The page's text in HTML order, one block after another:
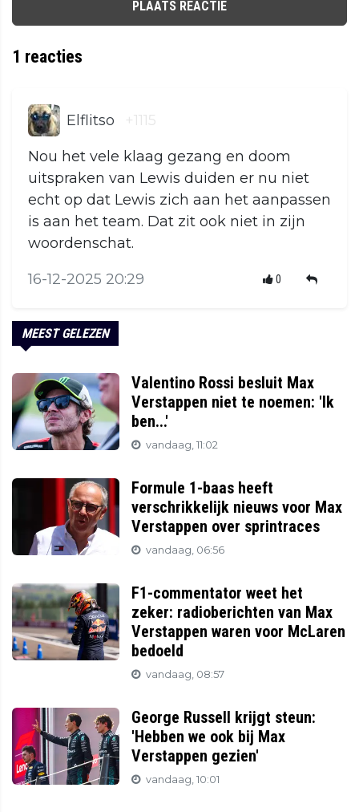
PLAATS REACTIE
1 reacties
Elflitso +1115
Nou het vele klaag gezang en doom
uitspraken van Lewis duiden er nu niet
echt op dat Lewis zich aan het aanpassen
is aan het team. Dat zit ook niet in zijn
woordenschat.
16-12-2025 20:29 0
MEEST GELEZEN
Valentino Rossi besluit Max
Verstappen niet te noemen: 'Ik
ben...'
vandaag, 11:02
Formule 1-baas heeft
verschrikkelijk nieuws voor Max
Verstappen over sprintraces
vandaag, 06:56
F1-commentator weet het
zeker: radioberichten van Max
Verstappen waren voor McLaren
bedoeld
vandaag, 08:57
George Russell krijgt steun:
'Hebben we ook bij Max
Verstappen gezien'
vandaag, 10:01